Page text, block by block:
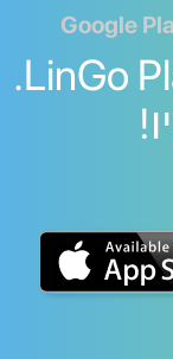
שפת ספרדית עם LinGo Play.